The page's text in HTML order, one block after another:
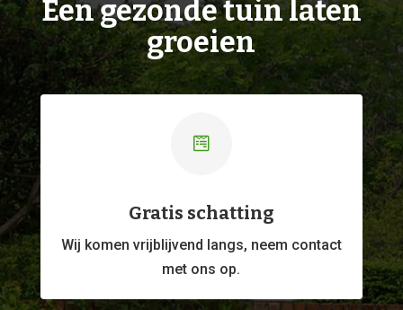
Een gezonde tuin laten
groeien

Gratis schatting
Wij komen vrijblijvend langs, neem contact
met ons op.